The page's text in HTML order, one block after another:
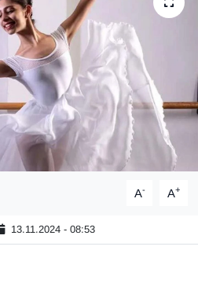
A- A+
13.11.2024 - 08:53